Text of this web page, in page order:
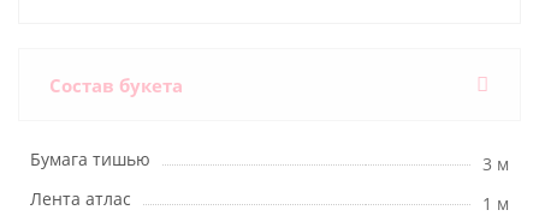
Состав букета
Бумага тишью
3 м
Лента атлас
1 м